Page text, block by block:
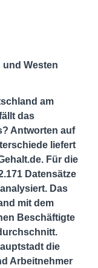
und Westen
am
das
Antworten auf
liefert
Für die
Datensätze
Das
mit dem
Beschäftigte
die
Arbeitnehmer